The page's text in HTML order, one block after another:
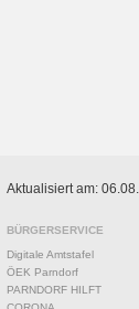
Aktualisiert am:
BÜRGERSERVICE
Digitale Amtstafel
ÖEK Parndorf
PARNDORF HILFT